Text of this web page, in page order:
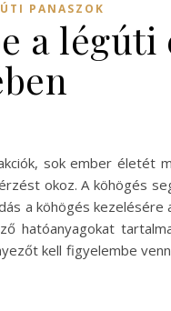
PANASZOK
a légúti
sok ember életét
okoz. A köhögés
a köhögés kezelésére
hatóanyagokat
kell figyelembe